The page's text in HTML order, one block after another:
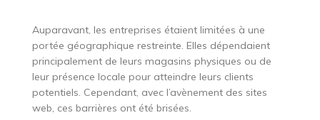
Auparavant, les entreprises étaient limitées à une
portée géographique restreinte. Elles dépendaient
principalement de leurs magasins physiques ou de
leur présence locale pour atteindre leurs clients
potentiels. Cependant, avec l’avènement des sites
web, ces barrières ont été brisées.